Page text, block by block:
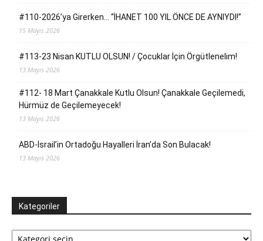
#110-2026’ya Girerken… “İHANET 100 YIL ÖNCE DE AYNIYDI!”
15 Mayıs 2026
#113-23 Nisan KUTLU OLSUN! / Çocuklar İçin Örgütlenelim!
13 Mayıs 2026
#112- 18 Mart Çanakkale Kutlu Olsun! Çanakkale Geçilemedi,
Hürmüz de Geçilemeyecek!
13 Mayıs 2026
ABD-İsrail’in Ortadoğu Hayalleri İran’da Son Bulacak!
13 Mayıs 2026
Kategoriler
Kategoriler